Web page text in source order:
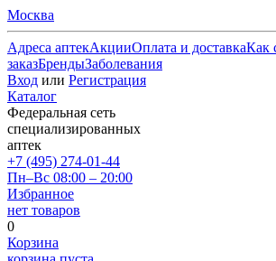
Москва
Адреса аптекАкцииОплата и доставкаКак
заказБрендыЗаболевания
Вход или Регистрация
Каталог
Федеральная сеть
специализированных
аптек
+7 (495) 274-01-44
Пн–Вс 08:00 – 20:00
Избранное
нет товаров
0
Корзина